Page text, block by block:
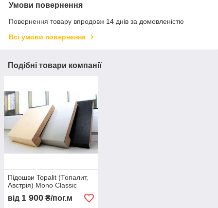
Умови повернення
Повернення товару впродовж 14 днів за домовленістю
Всі умови повернення
Подібні товари компанії
Підошви Topalit (Топалит,
Австрія) Mono Classic
від 1 900 ₴/пог.м